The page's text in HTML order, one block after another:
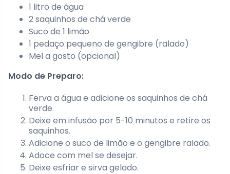
1 litro de água
2 saquinhos de chá verde
Suco de 1 limão
1 pedaço pequeno de gengibre (ralado)
Mel a gosto (opcional)
Modo de Preparo:
Ferva a água e adicione os saquinhos de chá
verde.
Deixe em infusão por 5-10 minutos e retire os
saquinhos.
Adicione o suco de limão e o gengibre ralado.
Adoce com mel se desejar.
Deixe esfriar e sirva gelado.